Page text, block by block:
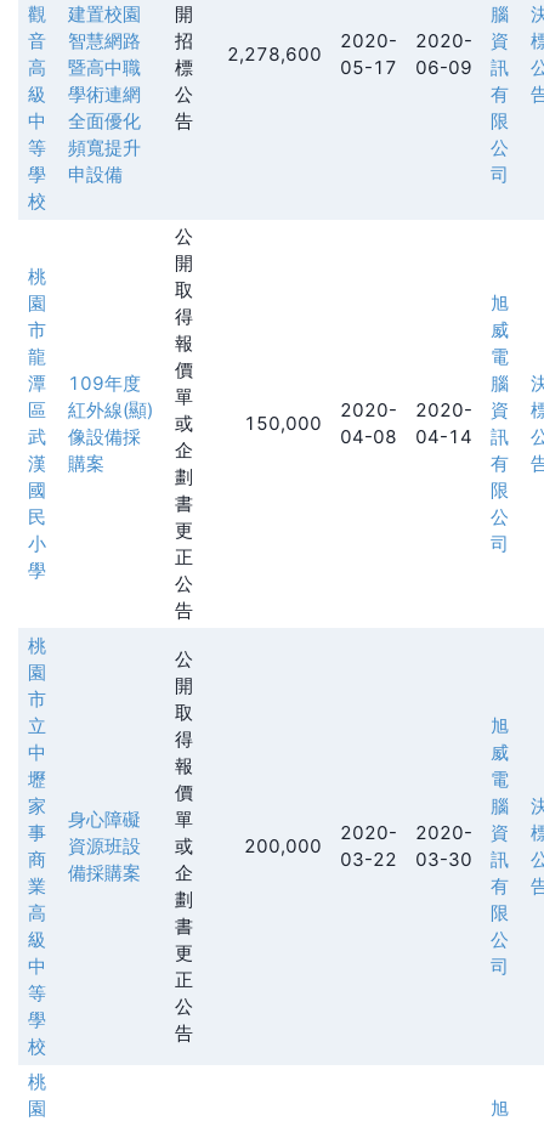
觀
音
高
級
中
等
學
校
建置校園
智慧網路
暨高中職
學術連網
全面優化
頻寬提升
申設備
開
招
標
公
告
2,278,600
2020-
05-17
2020-
06-09
腦
資
訊
有
限
公
司
桃
園
市
龍
潭
區
武
漢
國
民
小
學
109年度
紅外線(顯)
像設備採
購案
公
開
取
得
報
價
單
或
企
劃
書
更
正
公
告
150,000
2020-
04-08
2020-
04-14
旭
威
電
腦
資
訊
有
限
公
司
桃
園
市
立
中
壢
家
事
商
業
高
級
中
等
學
校
身心障礙
資源班設
備採購案
公
開
取
得
報
價
單
或
企
劃
書
更
正
公
告
200,000
2020-
03-22
2020-
03-30
旭
威
電
腦
資
訊
有
限
公
司
桃
園
旭